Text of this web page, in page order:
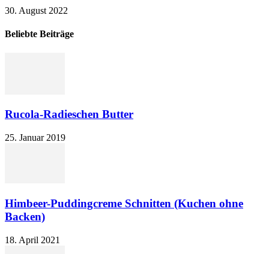
30. August 2022
Beliebte Beiträge
Rucola-Radieschen Butter
25. Januar 2019
Himbeer-Puddingcreme Schnitten (Kuchen ohne
Backen)
18. April 2021